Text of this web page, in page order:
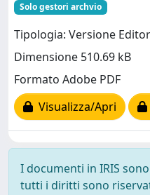
Solo gestori archvio
Tipologia: Versione
Dimensione 510.69 kB
Formato Adobe PDF
Visualizza/Apri
I documenti in IRIS
tutti i diritti sono